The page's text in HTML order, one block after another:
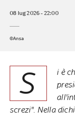
08 lug 2026 - 22:00
©Ansa
S
i è
screzi". Nella